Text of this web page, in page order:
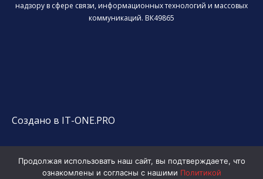
надзору в сфере связи, информационных технологий и массовых
коммуникаций. ВК49865
Создано в IT-ONE.PRO
Продолжая использовать наш сайт, вы подтверждаете, что
ознакомлены и согласны с нашими Политикой